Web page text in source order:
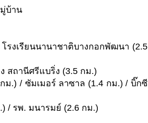
บ้าน
รงเรียนนานาชาติบางกอกพัฒนา (2.5
สถานีศรีแบริ่ง (3.5 กม.)
ม.) / ซัมเมอร์ ลาซาล (1.4 กม.) / บิ๊กซี
/ รพ. มนารมย์ (2.6 กม.)